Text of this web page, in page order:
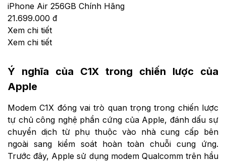
iPhone Air 256GB Chính Hãng
21.699.000 đ
Xem chi tiết
Xem chi tiết
Ý nghĩa của C1X trong chiến lược của
Apple
Modem C1X đóng vai trò quan trọng trong chiến lược
tự chủ công nghệ phần cứng của Apple, đánh dấu sự
chuyển dịch từ phụ thuộc vào nhà cung cấp bên
ngoài sang kiểm soát hoàn toàn chuỗi cung ứng.
Trước đây, Apple sử dụng modem Qualcomm trên hầu